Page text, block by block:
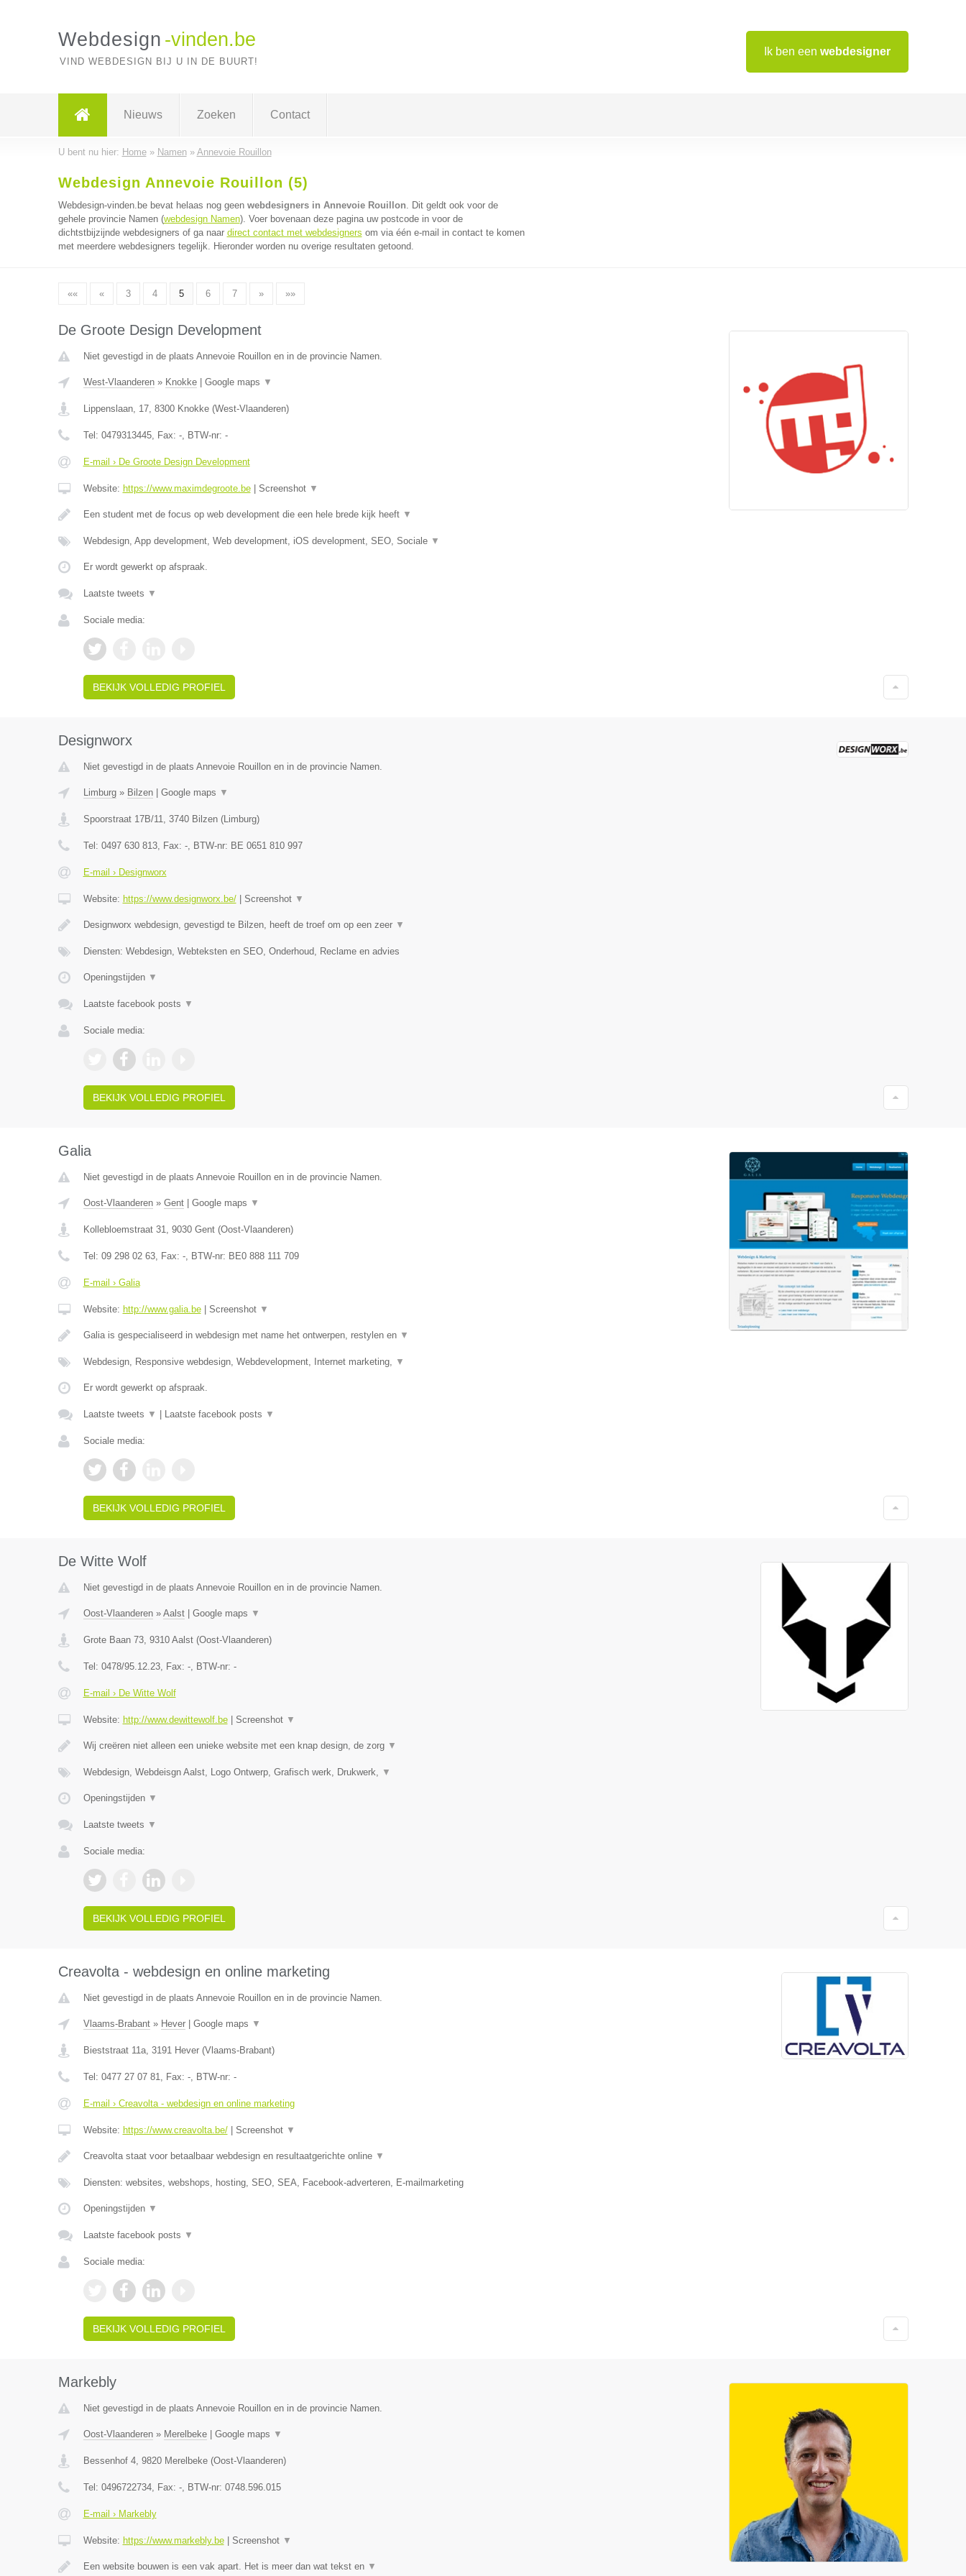
Ik ben een webdesigner
Webdesign -vinden.be
VIND WEBDESIGN BIJ U IN DE BUURT!
Nieuws Zoeken Contact
U bent nu hier: Home» Namen» Annevoie Rouillon
Webdesign Annevoie Rouillon (5)
Webdesign-vinden.be bevat helaas nog geen webdesigners in Annevoie Rouillon. Dit geldt ook voor de
gehele provincie Namen (webdesign Namen). Voer bovenaan deze pagina uw postcode in voor de
dichtstbijzijnde webdesigners of ga naar direct contact met webdesigners om via één e-mail in contact te komen
met meerdere webdesigners tegelijk. Hieronder worden nu overige resultaten getoond.
«« « 3 4 5 6 7 » »»
De Groote Design Development
Niet gevestigd in de plaats Annevoie Rouillon en in de provincie Namen.
West-Vlaanderen» Knokke| Google maps ▼
Lippenslaan, 17, 8300 Knokke(West-Vlaanderen)
Tel: 0479313445, Fax: -, BTW-nr: -
E-mail › De Groote Design Development
Website: https://www.maximdegroote.be| Screenshot ▼
Een student met de focus op web development die een hele brede kijk heeft ▼
Webdesign, App development, Web development, iOS development, SEO, Sociale ▼
Er wordt gewerkt op afspraak.
Laatste tweets ▼
Sociale media:
BEKIJK VOLLEDIG PROFIEL
Designworx
Niet gevestigd in de plaats Annevoie Rouillon en in de provincie Namen.
Limburg» Bilzen| Google maps ▼
Spoorstraat 17B/11, 3740 Bilzen(Limburg)
Tel: 0497 630 813, Fax: -, BTW-nr: BE 0651 810 997
E-mail › Designworx
Website: https://www.designworx.be/| Screenshot ▼
Designworx webdesign, gevestigd te Bilzen, heeft de troef om op een zeer ▼
Diensten: Webdesign, Webteksten en SEO, Onderhoud, Reclame en advies
Openingstijden ▼
Laatste facebook posts ▼
Sociale media:
BEKIJK VOLLEDIG PROFIEL
Galia
Niet gevestigd in de plaats Annevoie Rouillon en in de provincie Namen.
Oost-Vlaanderen» Gent| Google maps ▼
Kollebloemstraat 31, 9030 Gent(Oost-Vlaanderen)
Tel: 09 298 02 63, Fax: -, BTW-nr: BE0 888 111 709
E-mail › Galia
Website: http://www.galia.be| Screenshot ▼
Galia is gespecialiseerd in webdesign met name het ontwerpen, restylen en ▼
Webdesign, Responsive webdesign, Webdevelopment, Internet marketing, ▼
Er wordt gewerkt op afspraak.
Laatste tweets ▼ Laatste facebook posts ▼
Sociale media:
BEKIJK VOLLEDIG PROFIEL
De Witte Wolf
Niet gevestigd in de plaats Annevoie Rouillon en in de provincie Namen.
Oost-Vlaanderen» Aalst| Google maps ▼
Grote Baan 73, 9310 Aalst(Oost-Vlaanderen)
Tel: 0478/95.12.23, Fax: -, BTW-nr: -
E-mail › De Witte Wolf
Website: http://www.dewittewolf.be| Screenshot ▼
Wij creëren niet alleen een unieke website met een knap design, de zorg ▼
Webdesign, Webdeisgn Aalst, Logo Ontwerp, Grafisch werk, Drukwerk, ▼
Openingstijden ▼
Laatste tweets ▼
Sociale media:
BEKIJK VOLLEDIG PROFIEL
Creavolta - webdesign en online marketing
Niet gevestigd in de plaats Annevoie Rouillon en in de provincie Namen.
Vlaams-Brabant» Hever| Google maps ▼
Bieststraat 11a, 3191 Hever(Vlaams-Brabant)
Tel: 0477 27 07 81, Fax: -, BTW-nr: -
E-mail › Creavolta - webdesign en online marketing
Website: https://www.creavolta.be/| Screenshot ▼
Creavolta staat voor betaalbaar webdesign en resultaatgerichte online ▼
Diensten: websites, webshops, hosting, SEO, SEA, Facebook-adverteren, E-mailmarketing
Openingstijden ▼
Laatste facebook posts ▼
Sociale media:
BEKIJK VOLLEDIG PROFIEL
Markebly
Niet gevestigd in de plaats Annevoie Rouillon en in de provincie Namen.
Oost-Vlaanderen» Merelbeke| Google maps ▼
Bessenhof 4, 9820 Merelbeke(Oost-Vlaanderen)
Tel: 0496722734, Fax: -, BTW-nr: 0748.596.015
E-mail › Markebly
Website: https://www.markebly.be| Screenshot ▼
Een website bouwen is een vak apart. Het is meer dan wat tekst en ▼